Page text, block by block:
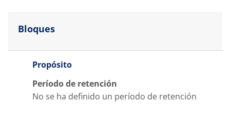
Bloques
Propósito
Período de retención
No se ha definido un período de retención